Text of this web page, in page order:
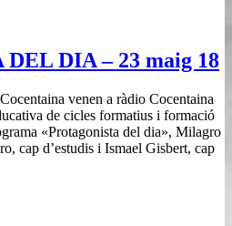
DIA – 23 maig 18
venen a ràdio Cocentaina
de cicles formatius i formació
«Protagonista del dia», Milagro
cap d’estudis i Ismael Gisbert, cap